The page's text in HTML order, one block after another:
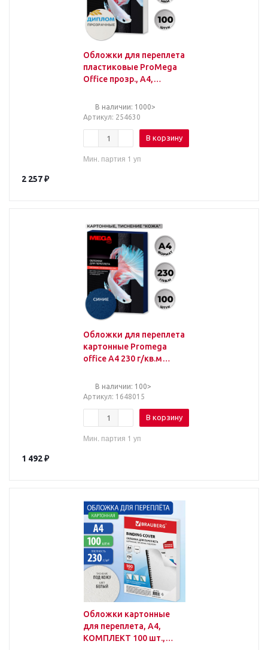
Обложки для переплета
пластиковые ProMega
Office прозр., А4,
В наличии: 1000>
Артикул: 254630
В корзину
Мин. партия 1 уп
2 257₽
Обложки для переплета
картонные Promega
office А4 230 г/кв.м
(100 штук в упаковке)
В наличии: 100>
Артикул: 1648015
В корзину
Мин. партия 1 уп
1 492₽
Обложки картонные
для переплета, А4,
КОМПЛЕКТ 100 шт.,